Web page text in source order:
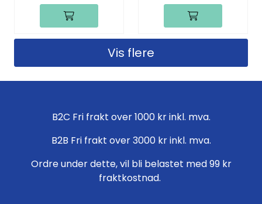
Vis flere
B2C Fri frakt over 1000 kr inkl. mva.
B2B Fri frakt over 3000 kr inkl. mva.
Ordre under dette, vil bli belastet med 99 kr
fraktkostnad.